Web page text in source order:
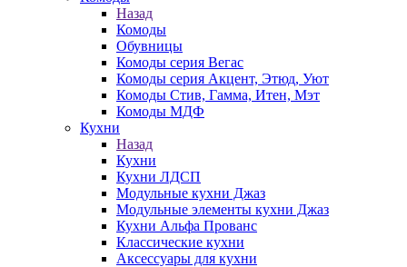
Назад
Комоды
Обувницы
Комоды серия Вегас
Комоды серия Акцент, Этюд, Уют
Комоды Стив, Гамма, Итен, Мэт
Комоды МДФ
Кухни
Назад
Кухни
Кухни ЛДСП
Модульные кухни Джаз
Модульные элементы кухни Джаз
Кухни Альфа Прованс
Классические кухни
Аксессуары для кухни